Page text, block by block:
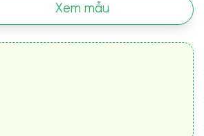
Xem mẫu